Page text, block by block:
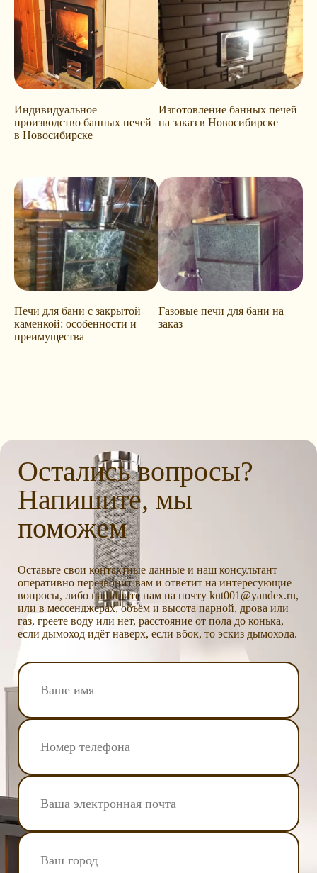
Индивидуальное
производство банных печей
в Новосибирске
Изготовление банных печей
на заказ в Новосибирске
Печи для бани с закрытой
каменкой: особенности и
преимущества
Газовые печи для бани на
заказ
Остались вопросы?
Напишите, мы
поможем
Оставьте свои контактные данные и наш консультант
оперативно перезвонит вам и ответит на интересующие
вопросы, либо напишите нам на почту kut001@yandex.ru,
или в мессенджерах, объём и высота парной, дрова или
газ, греете воду или нет, расстояние от пола до конька,
если дымоход идёт наверх, если вбок, то эскиз дымохода.